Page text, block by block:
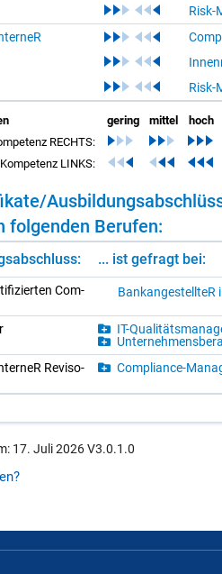
Risk-
Risk-
gering mittel
hoch
RECHTS:
LINKS:
fol­gen­den Be­ru­fen:
... ist gefragt bei:
Com­
Bank­an­ge­stell­teR
IT-
Re­vi­so­
Com­p­li­an­ce-
17. Juli 2026 V3.0.1.0